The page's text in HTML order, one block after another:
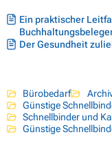
Ein praktischer
Der Gesundheit
Bürobedarf
Günstige
Schnellbinder und
Günstige